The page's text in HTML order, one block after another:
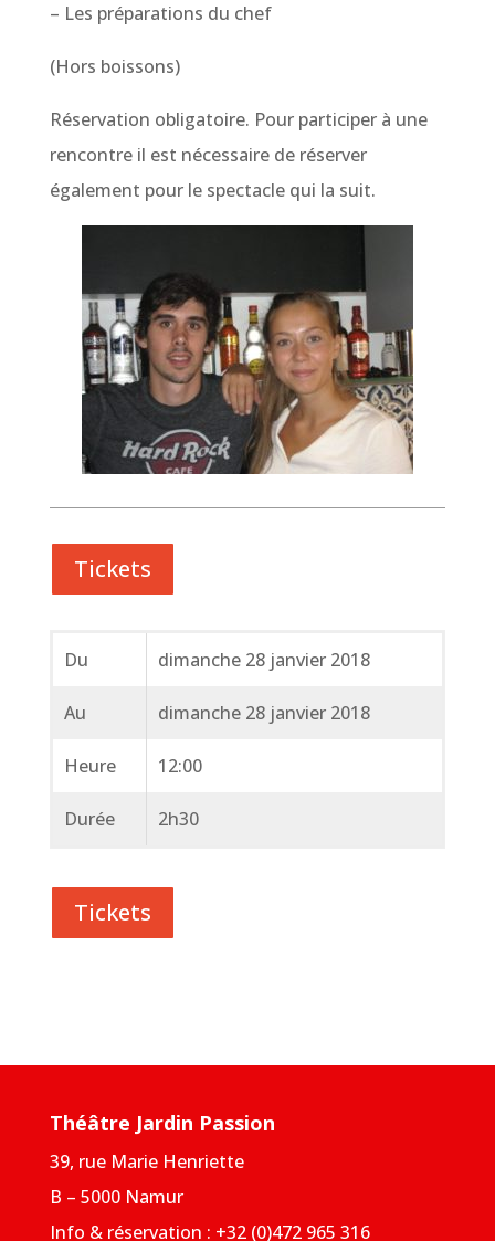
– Les préparations du chef
(Hors boissons)
Réservation obligatoire. Pour participer à une
rencontre il est nécessaire de réserver
également pour le spectacle qui la suit.
Tickets
Du dimanche 28 janvier 2018
Au dimanche 28 janvier 2018
Heure 12:00
Durée 2h30
Tickets
Théâtre Jardin Passion
39, rue Marie Henriette
B – 5000 Namur
Info & réservation : +32 (0)472 965 316